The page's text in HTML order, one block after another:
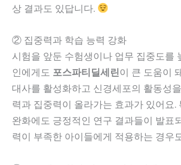
상 결과도 있답니다.
② 집중력과 학습 능력 강화
시험을 앞둔 수험생이나 업무 집중도를
인에게도 포스파티딜세린이 큰 도움이
대사를 활성화하고 신경세포의 활동성
력과 집중력이 올라가는 효과가 있어요.
완화에도 긍정적인 연구 결과들이 발표
력이 부족한 아이들에게 적용하는 경우